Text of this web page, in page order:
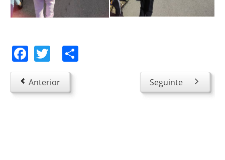
Refeitórios
ContactosFacebook
Twitter
Anterior Seguinte